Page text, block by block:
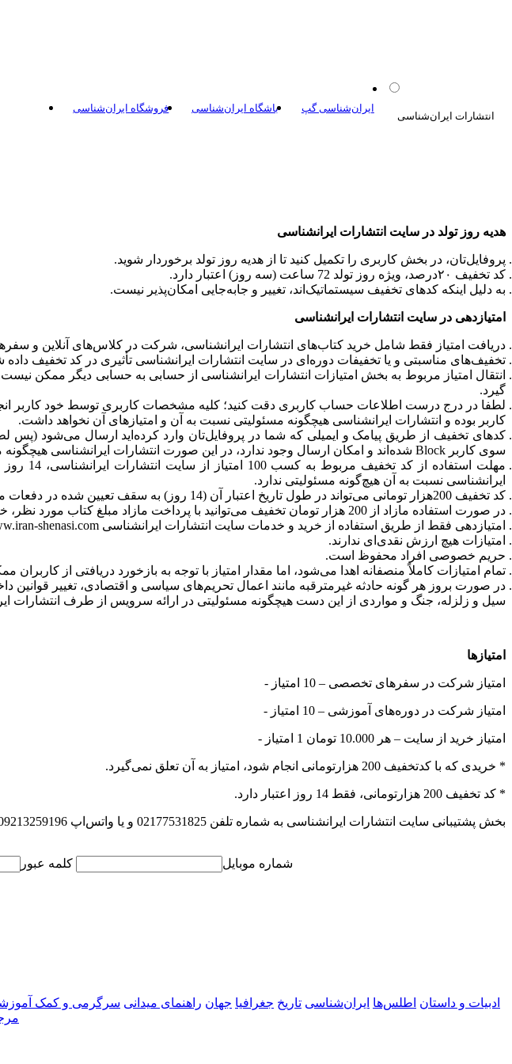
کره‌های جغرافیایی
نجوم و فضا
فروشگاه ایران‌شناسی باشگاه ایران‌شناسی ایران‌شناسی گپ
انتشارات ایران‌شناسی
هدیه روز تولد در سایت انتشارات ایرانشناسی
پروفایل‌تان، در بخش کاربری را تکمیل کنید تا از هدیه روز تولد برخوردار شوید.
کد تخفیف ۲۰درصد، ویژه روز تولد 72 ساعت (سه روز) اعتبار دارد.
به دلیل اینکه کدهای تخفیف سیستماتیک‌اند، تغییر و جابه‌جایی امکان‌پذیر نیست.
امتیازدهی در سایت انتشارات ایرانشناسی
دریافت امتیاز فقط شامل خرید کتاب‌های انتشارات ایرانشناسی، شرکت در کلاس‌های آنلاین و
تخفیف‌های مناسبتی و یا تخفیفات دوره‌ای در سایت انتشارات ایرانشناسی تأثیری در کد تخفیف داده
انتقال امتیاز مربوط به بخش امتیازات انتشارات ایرانشناسی از حسابی به حسابی دیگر ممکن
گیرد.
لطفا در درج درست اطلاعات حساب کاربری دقت کنید؛ کلیه مشخصات کاربری توسط خود کاربر
کاربر بوده و انتشارات ایرانشناسی هیچگونه مسئولیتی نسبت به آن و امتیازهای آن نخواهد داشت.
کدهای تخفیف از طریق پیامک و ایمیلی که شما در پروفایل‌تان وارد کرده‌اید ارسال می‌شود (پس
سوی کاربر Block شده‌اند و امکان ارسال وجود ندارد، در این صورت انتشارات ایرانشناسی هیچگونه مسئولیتی نسبت به آن ندارد و کدتخفیف مجدداً داده نمی‌شود.
مهلت
ایرانشناسی نسبت به آن هیچ‌گونه مسئولیتی ندارد.
کد تخفیف 200هزار تومانی می‌تواند در طول تاریخ اعتبار آن (14 روز) به سقف تعیین شده در دفعات مختلف استفاده شود.
در صورت استفاده مازاد از 200 هزار تومان تخفیف می‌توانید با پرداخت مازاد مبلغ کتاب مورد نظر، خرید خود را انجام دهید.
امتیازدهی فقط از طریق استفاده از خرید و خدمات سایت انتشارات ایرانشناسی www.iran-shenasi.com امکانپذیر است.
امتیازات هیچ ارزش نقدی‌ای ندارند.
حریم خصوصی افراد محفوظ است.
تمام امتیازات کاملاً منصفانه اهدا می‌شود، اما مقدار امتیاز با توجه به بازخورد دریافتی از کاربران
در صورت بروز هر گونه حادثه غیرمترقبه مانند اعمال تحریم‌های سیاسی و اقتصادی، تغییر قوانین
سیل و زلزله، جنگ و مواردی از این دست هیچگونه مسئولیتی در ارائه سرویس از طرف انتشارات
امتیازها
- امتیاز شرکت در سفرهای تخصصی – 10 امتیاز
- امتیاز شرکت در دوره‌های آموزشی – 10 امتیاز
- امتیاز خرید از سایت – هر 10.000 تومان 1 امتیاز
* خریدی که با کدتخفیف 200 هزارتومانی انجام شود، امتیاز به آن تعلق نمی‌گیرد.
* کد تخفیف 200 هزارتومانی، فقط 14 روز اعتبار دارد.
بخش پشتیبانی سایت انتشارات ایرانشناسی به شماره تلفن 02177531825 و یا واتس‌اپ 09213259196 همیشه همراه شماست.
شماره موبایل
کلمه عبور
ادبیات و داستان اطلس‌ها ایران‌شناسی تاریخ جغرافیا جهان راهنمای میدانی سرگرمی و کمک